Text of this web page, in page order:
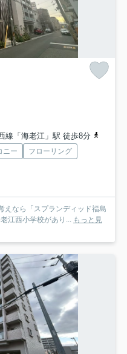
線「海老江」駅 徒歩8分
ニー
フローリング
えなら「スプランディッド福島
江西小学校があり... もっと見